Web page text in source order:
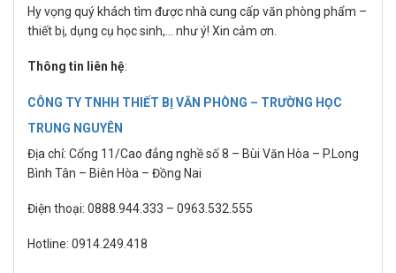
Hy vọng quý khách tìm được nhà cung cấp văn phòng phẩm –
thiết bị, dụng cụ học sinh,… như ý! Xin cảm ơn.
Thông tin liên hệ:
CÔNG TY TNHH THIẾT BỊ VĂN PHÒNG – TRƯỜNG HỌC
TRUNG NGUYÊN
Địa chỉ: Cổng 11/Cao đẳng nghề số 8 – Bùi Văn Hòa – P.Long
Bình Tân – Biên Hòa – Đồng Nai
Điện thoại: 0888.944.333 – 0963.532.555
Hotline: 0914.249.418